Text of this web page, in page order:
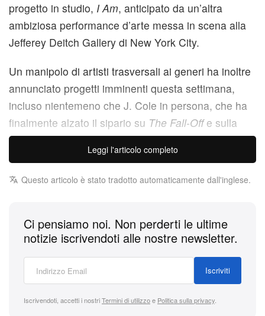
progetto in studio, I Am, anticipato da un’altra
ambiziosa performance d’arte messa in scena alla
Jefferey Deitch Gallery di New York City.
Un manipolo di artisti trasversali ai generi ha inoltre
annunciato progetti imminenti questa settimana,
incluso nientemeno che J. Cole in persona, che ha
finalmente alzato il sipario su The Fall-Offe sulla
sua data d’uscita, fissata per febbraio.
forza con cui fare i conti, occupando una buona fetta
quest’anno, in programma a maggio.
seguire tutti gli highlight della settimana.
Leggi l'articolo completo
Questo articolo è stato tradotto automaticamente dall'inglese.
Ci pensiamo noi. Non perderti le ultime
notizie iscrivendoti alle nostre newsletter.
Iscriviti
Iscrivendoti, accetti i nostriTermini di utilizzoe Politica sulla privacy